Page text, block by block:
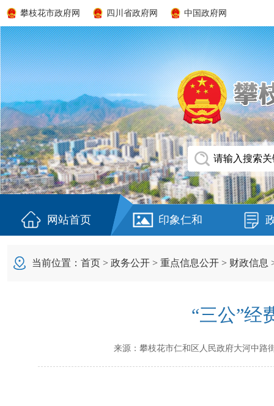
攀枝花市政府网 四川省政府网 中国政府网
网站首页 印象仁和
当前位置： 首页 > 政务公开 > 重点信息公开 > 财政信息
“三公”经
来源： 攀枝花市仁和区人民政府大河中路